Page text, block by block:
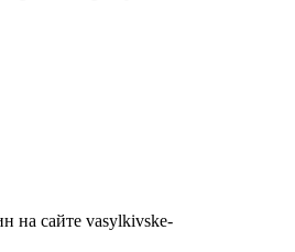
на сайте vasylkivske-